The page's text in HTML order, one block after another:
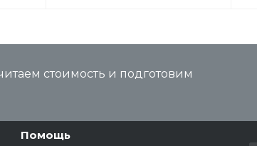
стоимость и подготовим
Помощь